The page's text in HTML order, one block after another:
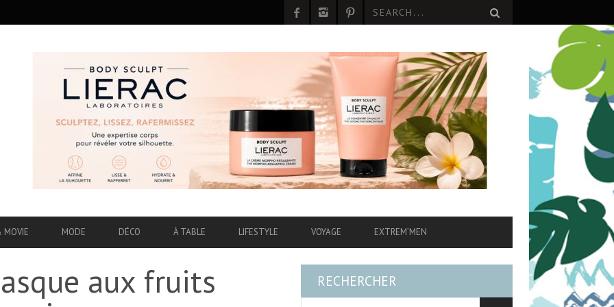
MOVIE MODE DÉCO À TABLE LIFESTYLE VOYAGE EXTREM’MEN
aux fruits
RECHERCHER